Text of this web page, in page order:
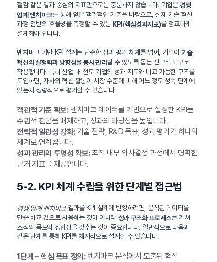
절감 같은 결과 중심의 지표만으로는 충분하지 않습니다. 기업은경쟁
업계 벤치마크를 통해 얻은 객관적인 기준을 바탕으로, 실제 기술 혁신
과정 전반의 효율성을 측정할 수 있는 KPI(핵심성과지표)를 정교하게
설계해야 합니다.
벤치마크 기반 KPI 설계는 단순한 성과 평가 체계를 넘어, 기업이기술
혁신의 실행력과 방향성을 동시 관리할 수 있도록 돕는 전략적 도구로
작용합니다. 특히 산업 내 선도 기업의 성과 지표와 비교 가능한 구조를
도입하면, 자사의 혁신 활동이 시장 수준에 비해 어느 정도 성숙 단계에
있는지 정량적으로 평가할 수 있습니다.
객관적 기준 확보:벤치마크 데이터를 기반으로 설정한 KPI는
주관적 판단을 배제하고, 성과의 타당성을 높입니다.
전략적 일관성 강화:기술 전략, R&D 목표, 성과 평가가 하나의
체계로 연계됩니다.
성과 관리의 투명성 확보:조직 내부 의사결정 과정에서 명확한
근거 지표를 제공합니다.
5-2. KPI 체계 수립을 위한 단계별 접근법
경쟁 업계 벤치마크결과를 KPI 설계에 반영하려면, 분석된 데이터를
단순 비교 값으로 사용하는 것이 아니라 성과 구조화 프로세스를 거쳐
조직의 목표와 정합성을 갖추는 것이 중요합니다. 일반적으로 다음과
같은 단계를 통해 KPI를 체계적으로 설계할 수 있습니다.
1단계 – 핵심 목표 정의:벤치마크 분석에서 도출된 혁신